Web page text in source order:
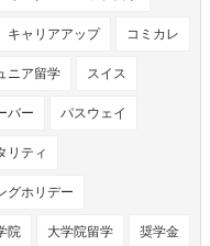
キャリアアップ コミカレ
ニア留学 スイス
バー パスウェイ
リティ
グホリデー
院 大学院留学 奨学金